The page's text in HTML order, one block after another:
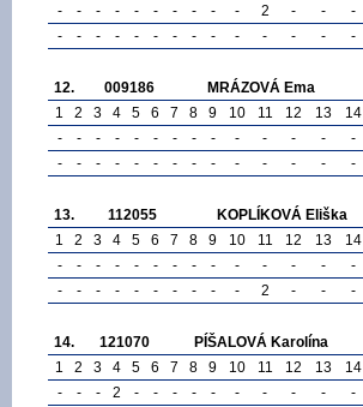
-
- - - - - - - - - 2 - - -
-
- - - - - - - - - - - - -
12. 009186 MRÁZOVÁ Ema
1
2 3 4 5 6 7 8 9 10 11 12 13 14
-
- - - - - - - - - - - - -
-
- - - - - - - - - - - - -
13. 112055 KOPLÍKOVÁ Eliška
1
2 3 4 5 6 7 8 9 10 11 12 13 14
-
- - - - - - - - - - - - -
-
- - - - - - - - - 2 - - -
14. 121070 PÍŠALOVÁ Karolína
1
2 3 4 5 6 7 8 9 10 11 12 13 14
-
- - 2 - - - - - - - - - -